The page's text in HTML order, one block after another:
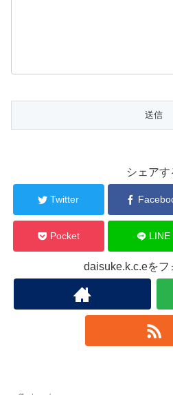
シェアす
Twitter
Pocket LINE
daisuke.k.c.eをフ